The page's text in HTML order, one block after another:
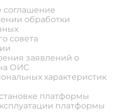
соглашение
обработки
совета
заявлений о
ОИС
характеристик
платформы
платформы